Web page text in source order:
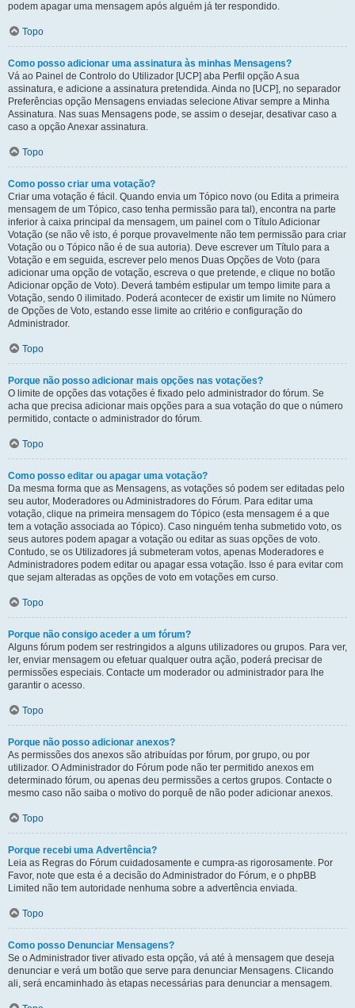
podem apagar uma mensagem após alguém já ter respondido.
Topo
Como posso adicionar uma assinatura às minhas Mensagens?
Vá ao Painel de Controlo do Utilizador [UCP] aba Perfil opção A sua
assinatura, e adicione a assinatura pretendida. Ainda no [UCP], no separador
Preferências opção Mensagens enviadas selecione Ativar sempre a Minha
Assinatura. Nas suas Mensagens pode, se assim o desejar, desativar caso a
caso a opção Anexar assinatura.
Topo
Como posso criar uma votação?
Criar uma votação é fácil. Quando envia um Tópico novo (ou Edita a primeira
mensagem de um Tópico, caso tenha permissão para tal), encontra na parte
inferior à caixa principal da mensagem, um painel com o Título Adicionar
Votação (se não vê isto, é porque provavelmente não tem permissão para criar
Votação ou o Tópico não é de sua autoria). Deve escrever um Título para a
Votação e em seguida, escrever pelo menos Duas Opções de Voto (para
adicionar uma opção de votação, escreva o que pretende, e clique no botão
Adicionar opção de Voto). Deverá também estipular um tempo limite para a
Votação, sendo 0 ilimitado. Poderá acontecer de existir um limite no Número
de Opções de Voto, estando esse limite ao critério e configuração do
Administrador.
Topo
Porque não posso adicionar mais opções nas votações?
O limite de opções das votações é fixado pelo administrador do fórum. Se
acha que precisa adicionar mais opções para a sua votação do que o número
permitido, contacte o administrador do fórum.
Topo
Como posso editar ou apagar uma votação?
Da mesma forma que as Mensagens, as votações só podem ser editadas pelo
seu autor, Moderadores ou Administradores do Fórum. Para editar uma
votação, clique na primeira mensagem do Tópico (esta mensagem é a que
tem a votação associada ao Tópico). Caso ninguém tenha submetido voto, os
seus autores podem apagar a votação ou editar as suas opções de voto.
Contudo, se os Utilizadores já submeteram votos, apenas Moderadores e
Administradores podem editar ou apagar essa votação. Isso é para evitar com
que sejam alteradas as opções de voto em votações em curso.
Topo
Porque não consigo aceder a um fórum?
Alguns fórum podem ser restringidos a alguns utilizadores ou grupos. Para ver,
ler, enviar mensagem ou efetuar qualquer outra ação, poderá precisar de
permissões especiais. Contacte um moderador ou administrador para lhe
garantir o acesso.
Topo
Porque não posso adicionar anexos?
As permissões dos anexos são atribuídas por fórum, por grupo, ou por
utilizador. O Administrador do Fórum pode não ter permitido anexos em
determinado fórum, ou apenas deu permissões a certos grupos. Contacte o
mesmo caso não saiba o motivo do porquê de não poder adicionar anexos.
Topo
Porque recebi uma Advertência?
Leia as Regras do Fórum cuidadosamente e cumpra-as rigorosamente. Por
Favor, note que esta é a decisão do Administrador do Fórum, e o phpBB
Limited não tem autoridade nenhuma sobre a advertência enviada.
Topo
Como posso Denunciar Mensagens?
Se o Administrador tiver ativado esta opção, vá até à mensagem que deseja
denunciar e verá um botão que serve para denunciar Mensagens. Clicando
ali, será encaminhado às etapas necessárias para denunciar a mensagem.